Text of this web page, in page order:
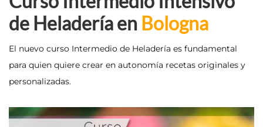
de Heladería en Bologna
El nuevo curso Intermedio de Heladería es fundamental
para quien quiere crear en autonomía recetas originales y
personalizadas.